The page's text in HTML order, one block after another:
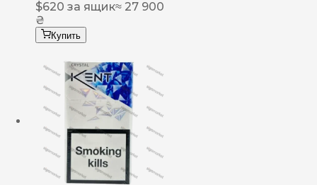
$620 за ящик≈ 27 900
₴
Купить